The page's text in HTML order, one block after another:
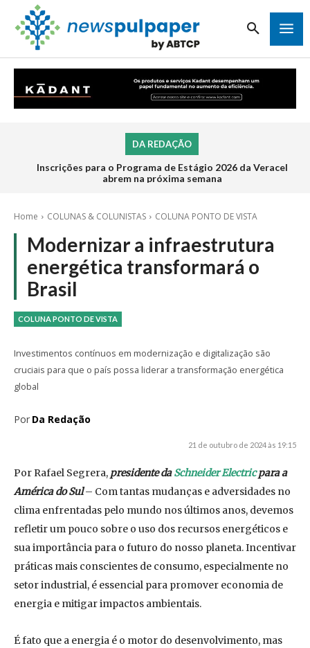
DA REDAÇÃO
Inscrições para o Programa de Estágio 2026 da Veracel
abrem na próxima semana
Home COLUNAS & COLUNISTAS COLUNA PONTO DE VISTA
Modernizar a infraestrutura
energética transformará o
Brasil
COLUNA PONTO DE VISTA
Investimentos contínuos em modernização e digitalização são
cruciais para que o país possa liderar a transformação energética
global
Por Da Redação
21 de outubro de 2024 às 19:15
Por Rafael Segrera, presidente daSchneider Electricpara a
América do Sul– Com tantas mudanças e adversidades no
clima enfrentadas pelo mundo nos últimos anos, devemos
refletir um pouco sobre o uso dos recursos energéticos e
sua importância para o futuro do nosso planeta. Incentivar
práticas mais conscientes de consumo, especialmente no
setor industrial, é essencial para promover economia de
energia e mitigar impactos ambientais.
É fato que a energia é o motor do desenvolvimento, mas